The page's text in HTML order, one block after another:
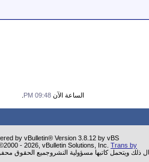
الساعة الآن 09:48 PM
by vBulletin® Version 3.8.12 by vBS
- 2026, vBulletin Solutions, Inc. Trans by
ذلك ويتحمل كاتبها مسؤولية النشروجميع